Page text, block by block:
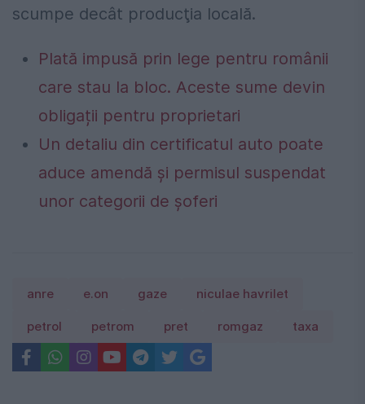
scumpe decât producţia locală.
Plată impusă prin lege pentru românii
care stau la bloc. Aceste sume devin
obligații pentru proprietari
Un detaliu din certificatul auto poate
aduce amendă și permisul suspendat
unor categorii de șoferi
anre e.on gaze niculae havrilet
petrol petrom pret romgaz taxa